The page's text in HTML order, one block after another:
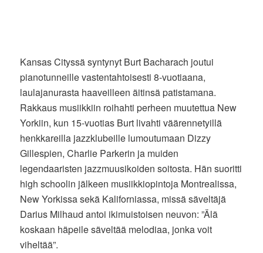
Kansas Cityssä syntynyt Burt Bacharach joutui
pianotunneille vastentahtoisesti 8-vuotiaana,
laulajanurasta haaveilleen äitinsä patistamana.
Rakkaus musiikkiin roihahti perheen muutettua New
Yorkiin, kun 15-vuotias Burt livahti väärennetyillä
henkkareilla jazzklubeille lumoutumaan Dizzy
Gillespien, Charlie Parkerin ja muiden
legendaaristen jazzmuusikoiden soitosta. Hän suoritti
high schoolin jälkeen musiikkiopintoja Montrealissa,
New Yorkissa sekä Kaliforniassa, missä säveltäjä
Darius Milhaud antoi ikimuistoisen neuvon: ”Älä
koskaan häpeile säveltää melodiaa, jonka voit
viheltää”.